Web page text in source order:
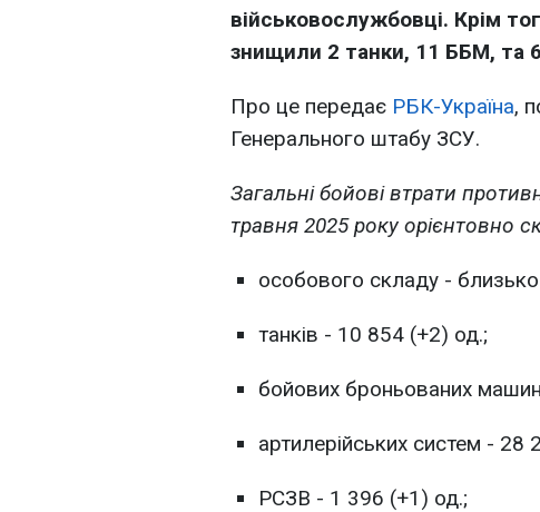
військовослужбовці. Крім
знищили 2 танки, 11 ББМ, та
Про це передає РБК-Україна,
Генерального штабу ЗСУ.
Загальні бойові втрати
травня 2025 року орієнтовно
особового складу -
танків - 10 854 (+2) од.;
бойових броньованих
артилерійських систем - 28
РСЗВ - 1 396 (+1) од.;